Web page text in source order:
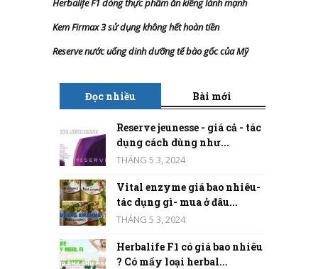
Herbalife F1 dòng thực phẩm ăn kiêng lành mạnh
Kem Firmax 3 sử dụng không hết hoàn tiền
Reserve nước uống dinh dưỡng tế bào gốc của Mỹ
Đọc nhiều Bài mới
Reserve jeunesse - giá cả - tác
dụng cách dùng như...
THÁNG 5 3, 2024
Vital enzyme giá bao nhiêu-
tác dụng gì- mua ở đâu...
THÁNG 5 3, 2024
Herbalife F1 có giá bao nhiêu
? Có mấy loại herbal...